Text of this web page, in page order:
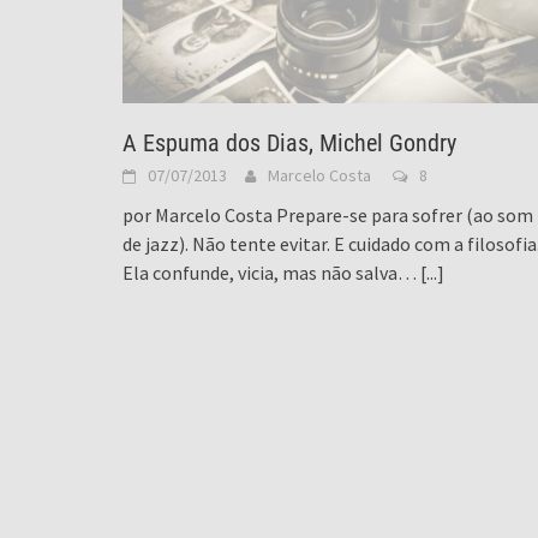
A Espuma dos Dias, Michel Gondry
07/07/2013 Marcelo Costa 8
por Marcelo Costa Prepare-se para sofrer (ao som
de jazz). Não tente evitar. E cuidado com a
Ela confunde, vicia, mas não salva… [...]